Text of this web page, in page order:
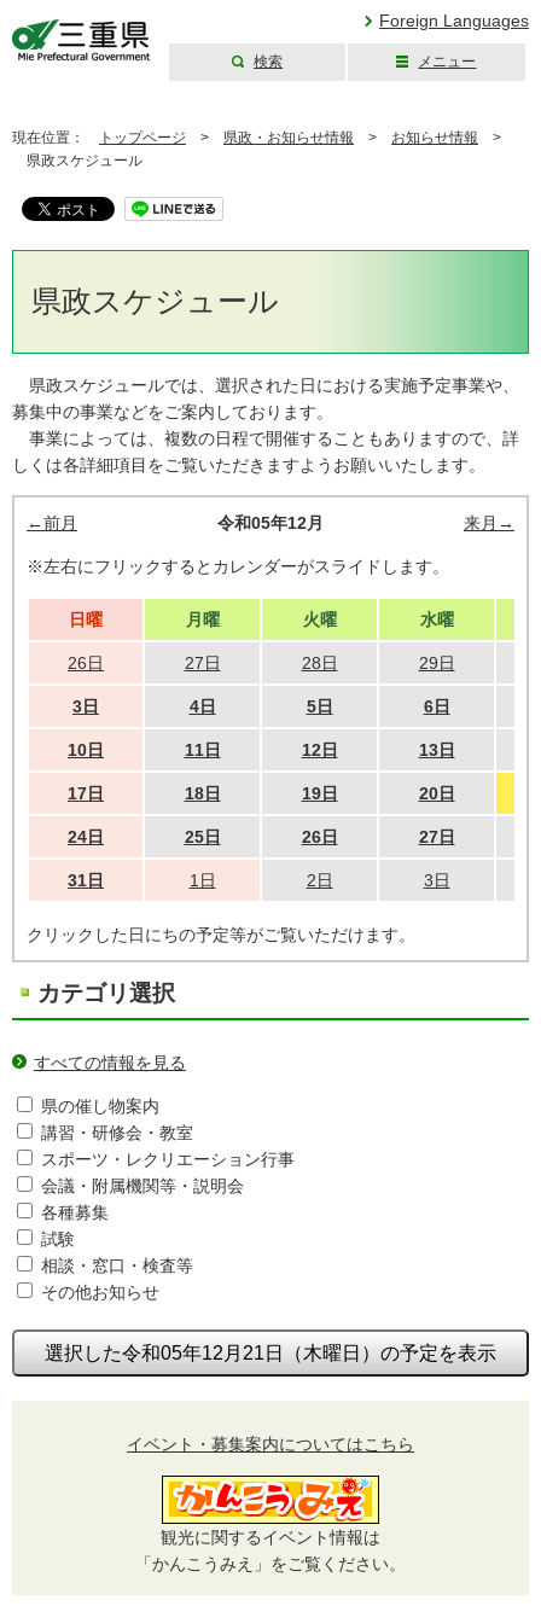
Foreign Languages
検索 メニュー
現在位置： トップページ > 県政・お知らせ情報 > お知らせ情報 >
県政スケジュール
県政スケジュール
県政スケジュールでは、選択された日における実施予定事業や、
募集中の事業などをご案内しております。
事業によっては、複数の日程で開催することもありますので、詳
しくは各詳細項目をご覧いただきますようお願いいたします。
←前月 令和05年12月 来月→
※左右にフリックするとカレンダーがスライドします。
日曜 月曜 火曜 水曜
26日 27日 28日 29日
3日 4日 5日 6日
10日 11日 12日 13日
17日 18日 19日 20日
24日 25日 26日 27日
31日 1日 2日 3日
クリックした日にちの予定等がご覧いただけます。
カテゴリ選択
すべての情報を見る
県の催し物案内
講習・研修会・教室
スポーツ・レクリエーション行事
会議・附属機関等・説明会
各種募集
試験
相談・窓口・検査等
その他お知らせ
選択した令和05年12月21日（木曜日）の予定を表示
イベント・募集案内についてはこちら
観光に関するイベント情報は
「かんこうみえ」をご覧ください。